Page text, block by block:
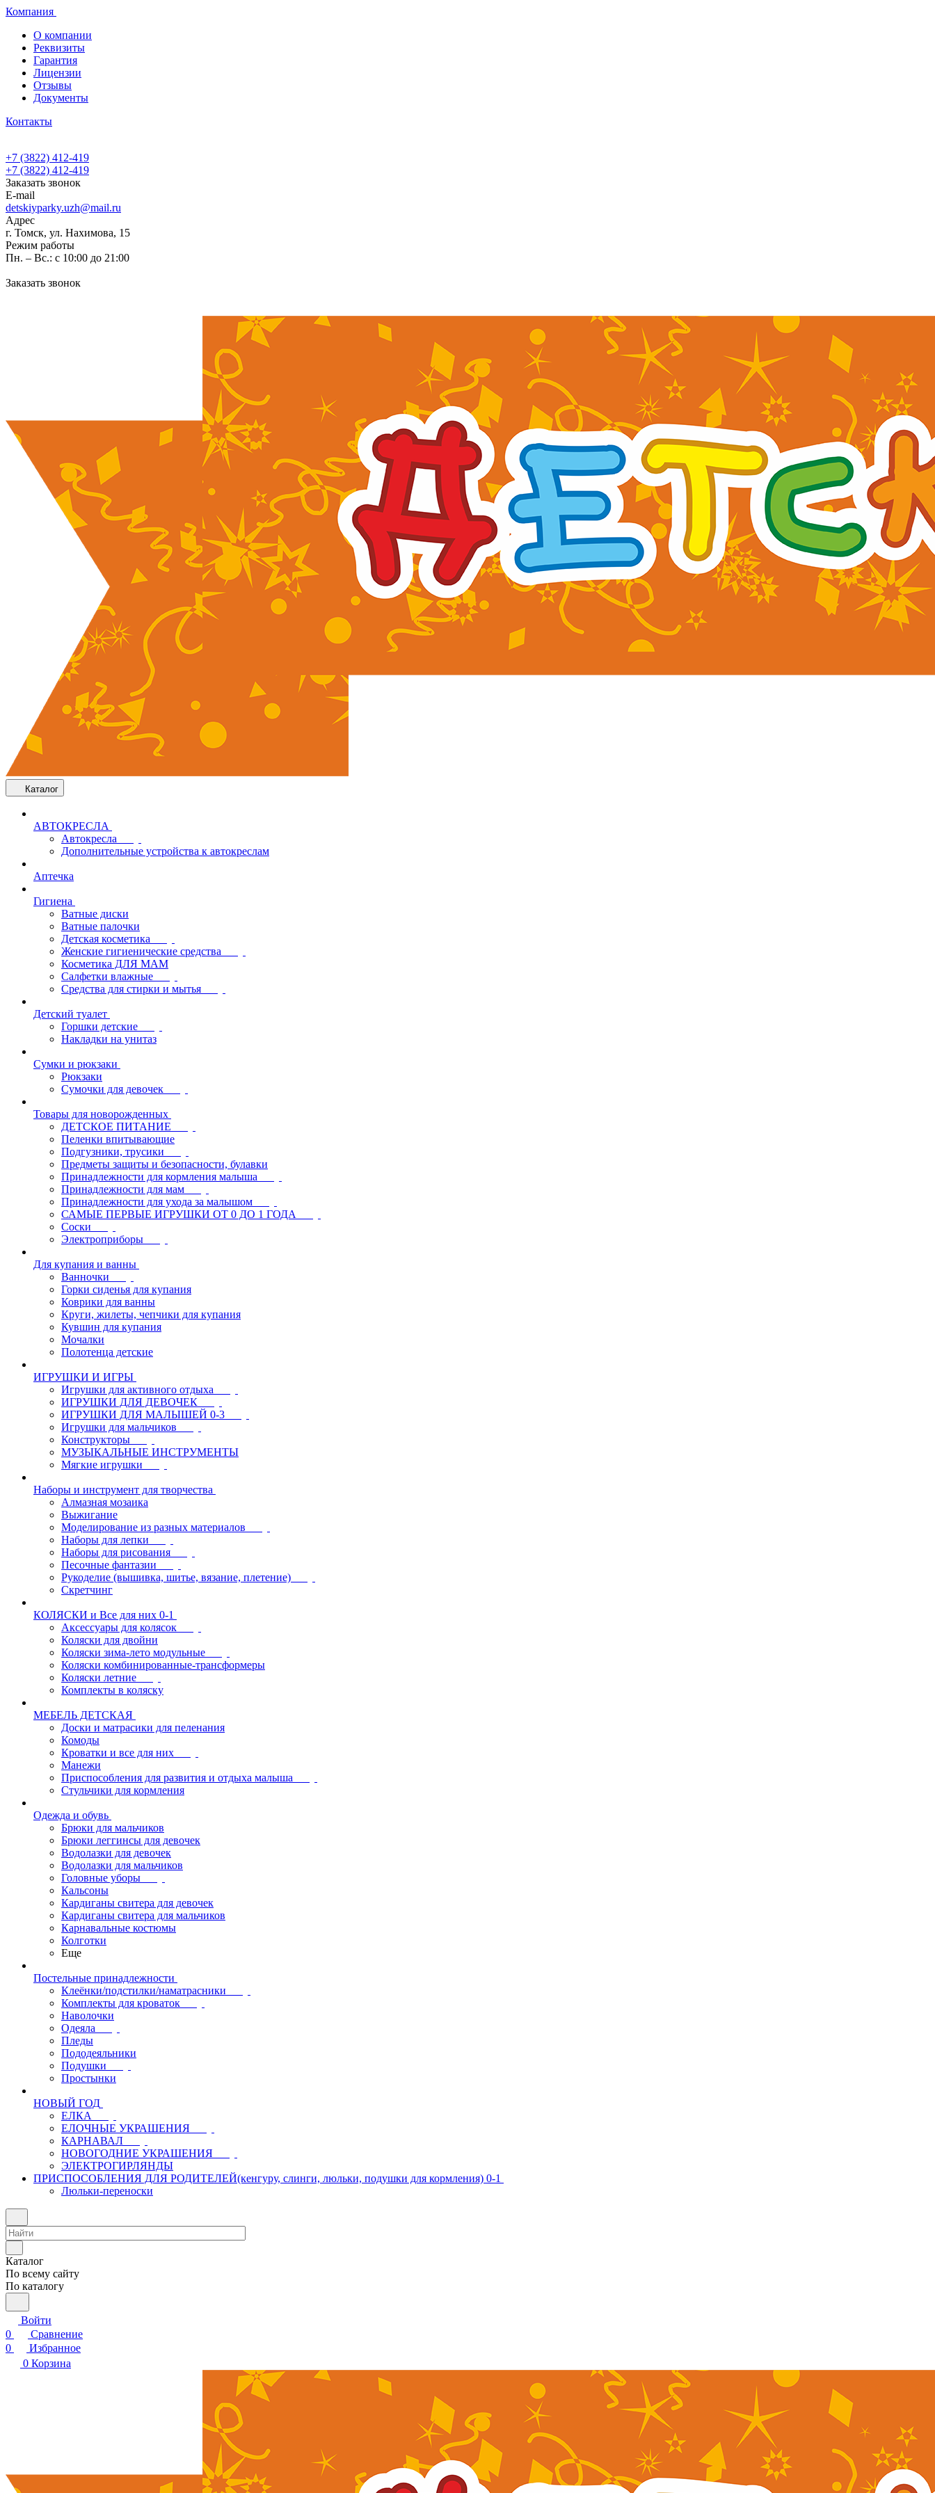
Компания
О компании
Реквизиты
Гарантия
Лицензии
Отзывы
Документы
Контакты
+7 (3822) 412-419
+7 (3822) 412-419
Заказать звонок
E-mail
detskiyparky.uzh@mail.ru
Адрес
г. Томск, ул. Нахимова, 15
Режим работы
Пн. – Вс.: с 10:00 до 21:00
Заказать звонок
Каталог
АВТОКРЕСЛА
Автокресла
Дополнительные устройства к автокреслам
Аптечка
Гигиена
Ватные диски
Ватные палочки
Детская косметика
Женские гигиенические средства
Косметика ДЛЯ МАМ
Салфетки влажные
Средства для стирки и мытья
Детский туалет
Горшки детские
Накладки на унитаз
Сумки и рюкзаки
Рюкзаки
Сумочки для девочек
Товары для новорожденных
ДЕТСКОЕ ПИТАНИЕ
Пеленки впитывающие
Подгузники, трусики
Предметы защиты и безопасности, булавки
Принадлежности для кормления малыша
Принадлежности для мам
Принадлежности для ухода за малышом
САМЫЕ ПЕРВЫЕ ИГРУШКИ ОТ 0 ДО 1 ГОДА
Соски
Электроприборы
Для купания и ванны
Ванночки
Горки сиденья для купания
Коврики для ванны
Круги, жилеты, чепчики для купания
Кувшин для купания
Мочалки
Полотенца детские
ИГРУШКИ И ИГРЫ
Игрушки для активного отдыха
ИГРУШКИ ДЛЯ ДЕВОЧЕК
ИГРУШКИ ДЛЯ МАЛЫШЕЙ 0-3
Игрушки для мальчиков
Конструкторы
МУЗЫКАЛЬНЫЕ ИНСТРУМЕНТЫ
Мягкие игрушки
Наборы и инструмент для творчества
Алмазная мозаика
Выжигание
Моделирование из разных материалов
Наборы для лепки
Наборы для рисования
Песочные фантазии
Рукоделие (вышивка, шитье, вязание, плетение)
Скретчинг
КОЛЯСКИ и Все для них 0-1
Аксессуары для колясок
Коляски для двойни
Коляски зима-лето модульные
Коляски комбинированные-трансформеры
Коляски летние
Комплекты в коляску
МЕБЕЛЬ ДЕТСКАЯ
Доски и матрасики для пеленания
Комоды
Кроватки и все для них
Манежи
Приспособления для развития и отдыха малыша
Стульчики для кормления
Одежда и обувь
Брюки для мальчиков
Брюки леггинсы для девочек
Водолазки для девочек
Водолазки для мальчиков
Головные уборы
Кальсоны
Кардиганы свитера для девочек
Кардиганы свитера для мальчиков
Карнавальные костюмы
Колготки
Еще
Постельные принадлежности
Клеёнки/подстилки/наматрасники
Комплекты для кроваток
Наволочки
Одеяла
Пледы
Пододеяльники
Подушки
Простынки
НОВЫЙ ГОД
ЕЛКА
ЕЛОЧНЫЕ УКРАШЕНИЯ
КАРНАВАЛ
НОВОГОДНИЕ УКРАШЕНИЯ
ЭЛЕКТРОГИРЛЯНДЫ
ПРИСПОСОБЛЕНИЯ ДЛЯ РОДИТЕЛЕЙ(кенгуру, слинги, люльки, подушки для кормления) 0-1
Люльки-переноски
Каталог
По всему сайту
По каталогу
Войти
0
Сравнение
0
Избранное
0 Корзина